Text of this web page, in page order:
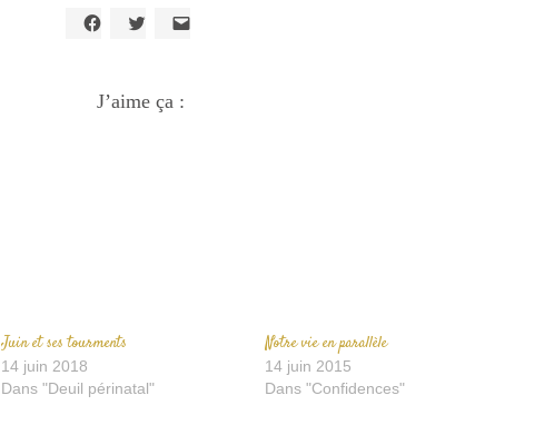
Facebook(ouvre
dans
Twitter(ouvre
dans
lien
par
J’aime ça :
Juin et ses tourments
14 juin 2018
Dans "Deuil périnatal"
Notre vie en parallèle
14 juin 2015
Dans "Confidences"